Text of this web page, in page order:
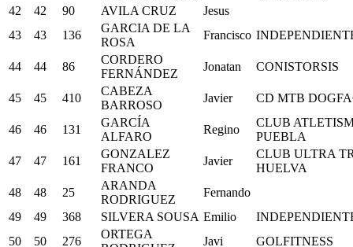
42
42 90 AVILA CRUZ
Jesus
43
43 136
GARCIA DE LA
ROSA
Francisco
44 44 86
CORDERO
FERNÁNDEZ
Jonatan CONISTORSIS
45 45 410
CABEZA
BARROSO
Javier CD MTB
46 46 131
GARCÍA
ALFARO
Regino
CLUB
PUEBLA
47
47 161
GONZALEZ
FRANCO
Javier
CLUB ULTRA
HUELVA
48
48 25
ARANDA
RODRIGUEZ
Fernando
49
49 368 SILVERA SOUSA Emilio
50
50 276
ORTEGA
Javi GOLFITNESS